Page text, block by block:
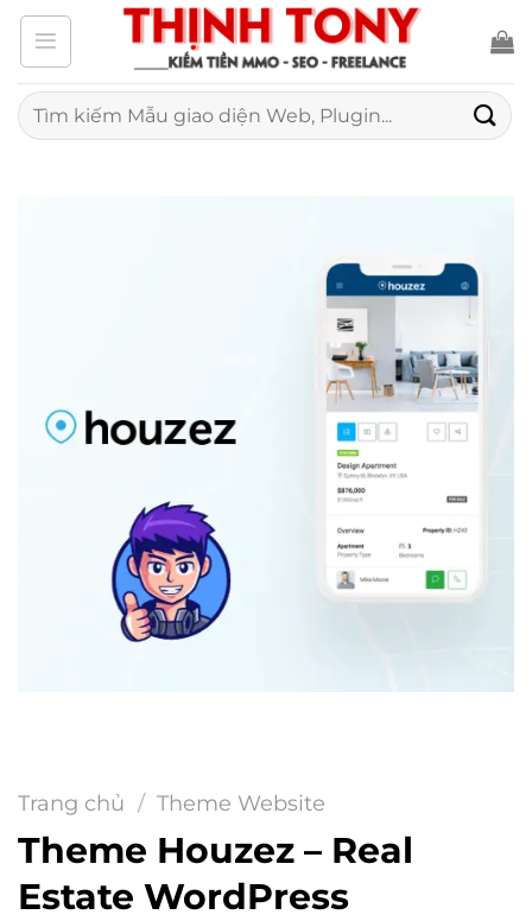
Bỏ
qua
nội
dung
Tìm
kiếm:
Trang chủ / Theme Website
Theme Houzez – Real
Estate WordPress